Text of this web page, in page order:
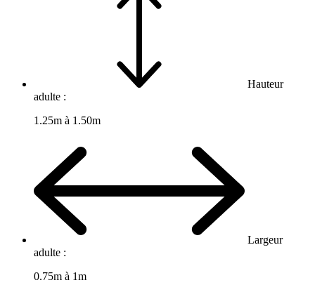
Hauteur
adulte :
1.25m à 1.50m
Largeur
adulte :
0.75m à 1m